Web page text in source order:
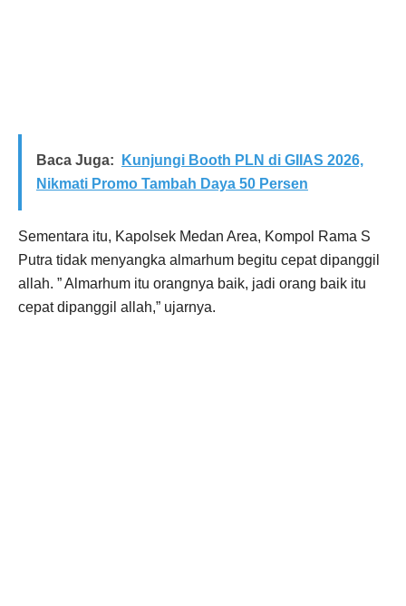
Baca Juga:
Kunjungi Booth PLN di GIIAS 2026,
Nikmati Promo Tambah Daya 50 Persen
Sementara itu, Kapolsek Medan Area, Kompol Rama S
Putra tidak menyangka almarhum begitu cepat dipanggil
allah. ” Almarhum itu orangnya baik, jadi orang baik itu
cepat dipanggil allah,” ujarnya.